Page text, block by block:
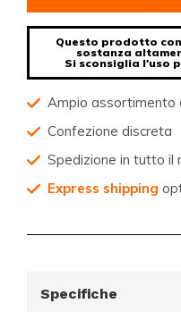
Questo prodotto
sostanza
Si sconsiglia l'uso
Ampio assortimento
Confezione discreta
Spedizione in tutto il
Express shipping
Specifiche